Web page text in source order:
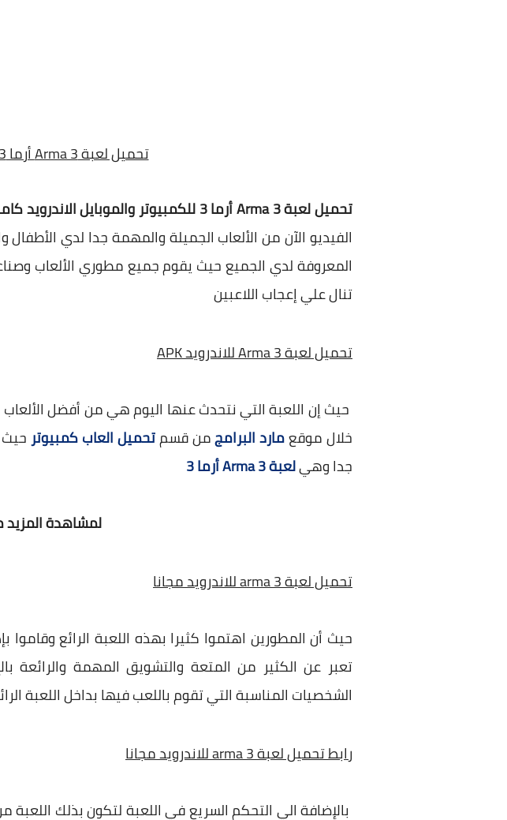
تحميل لعبة Arma 3 أرما 3 للكمبيوتر برابط مباشر ميديا فاير
تحميل لعبة Arma 3 أرما 3 للكمبيوتر والموبايل الاندرويد كاملة برابط مباشر ميديا فاير مضغوطة بحجم صغير مجانا
الفيديو الآن من الألعاب الجميلة والمهمة جدا لدي الأطفال
المعروفة لدي الجميع حيث يقوم جميع مطوري الألعاب
تنال علي إعجاب اللاعبين
تحميل لعبة Arma 3 للاندرويد APK
حيث إن اللعبة التي نتحدث عنها اليوم هي من أفضل
خلال موقعمارد البرامجمن قسمتحميل العاب كمبيوترحيث
جدا وهيلعبة Arma 3 أرما 3
لمشاهدة
تحميل لعبة arma 3 للاندرويد مجانا
حيث أن المطورين اهتموا كثيرا بهذه اللعبة الرائع
تعبر عن الكثير من المتعة والتشويق المهمة
الشخصيات المناسبة التي تقوم باللعب فيها بداخل اللعبة
رابط تحميل لعبة arma 3 للاندرويد مجانا
بالإضافة الي التحكم السريع في اللعبة لتكون بذلك